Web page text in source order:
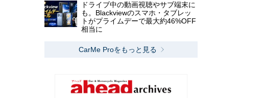
ドライブ中の動画視聴やサブ端末に
も。Blackviewのスマホ・タブレッ
トがプライムデーで最大約46%OFF
相当に
CarMe Proをもっと見る